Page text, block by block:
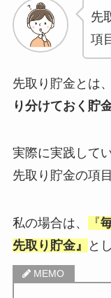
先
項
先取り貯金とは
り分けておく貯
実際に実践して
先取り貯金の項
私の場合は、 『
先取り貯金』
と